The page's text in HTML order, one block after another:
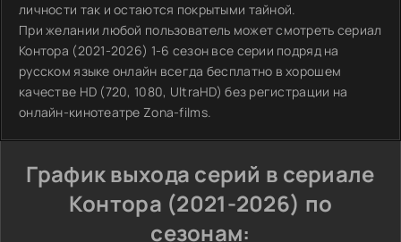
личности так и остаются покрытыми тайной.
При желании любой пользователь может смотреть сериал
Контора (2021-2026) 1-6 сезон все серии подряд на
русском языке онлайн всегда бесплатно в хорошем
качестве HD (720, 1080, UltraHD) без регистрации на
онлайн-кинотеатре Zona-films.
График выхода серий в сериале
Контора (2021-2026) по
сезонам: